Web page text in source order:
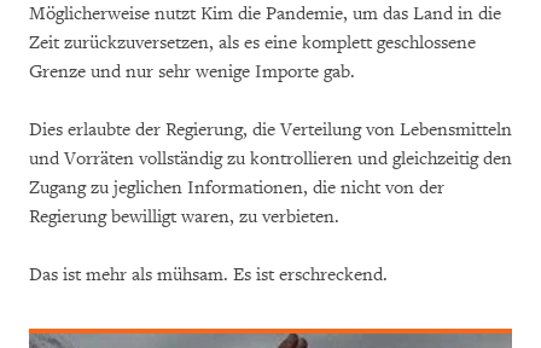
Möglicherweise nutzt Kim die Pandemie, um das Land in die
Zeit zurückzuversetzen, als es eine komplett geschlossene
Grenze und nur sehr wenige Importe gab.
Dies erlaubte der Regierung, die Verteilung von Lebensmitteln
und Vorräten vollständig zu kontrollieren und gleichzeitig den
Zugang zu jeglichen Informationen, die nicht von der
Regierung bewilligt waren, zu verbieten.
Das ist mehr als mühsam. Es ist erschreckend.